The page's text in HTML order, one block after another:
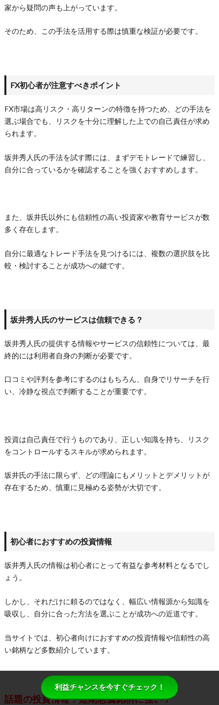
家から疑問の声も上がっています。
そのため、この手法を活用する際は慎重な検証が必要です。
FX初心者が注意すべきポイント
FX市場は高リスク・高リターンの特徴を持つため、どの手法を
選ぶ場合でも、リスクを十分に理解した上での自己責任が求め
られます。
坂井秀人氏の手法を試す際には、まずデモトレードで練習し、
自分に合っているかを確認することを強くおすすめします。
また、坂井氏以外にも信頼性の高い投資家や教育サービスが数
多く存在します。
自分に最適なトレード手法を見つけるには、複数の選択肢を比
較・検討することが成功への鍵です。
坂井秀人氏のサービスは信頼できる？
坂井秀人氏の提供する情報やサービスの信頼性については、最
終的には利用者自身の判断が必要です。
口コミや評判を参考にするのはもちろん、自身でリサーチを行
い、冷静な視点で判断することが重要です。
投資は自己責任で行うものであり、正しい知識を持ち、リスク
をコントロールするスキルが求められます。
坂井氏の手法に限らず、どの理論にもメリットとデメリットが
存在するため、慎重に見極める姿勢が大切です。
初心者におすすめの投資情報
坂井秀人氏の情報は初心者にとって有益な参考材料となるでし
ょう。
しかし、それだけに頼るのではなく、幅広い情報源から知識を
吸収し、自分に合った方法を選ぶことが成功への近道です。
当サイトでは、初心者向けにおすすめの投資情報や信頼性の高
い銘柄など多数紹介しています。
話題の投資情報：短期急騰銘柄に強い！
利益チャンスを今すぐチェック！